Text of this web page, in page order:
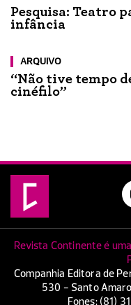
Pesquisa: Teatro
infância
ARQUIVO
“Não tive tempo
cinéfilo”
Revista Continente é
Companhia Editora de
530 - Santo
Fones: (81)